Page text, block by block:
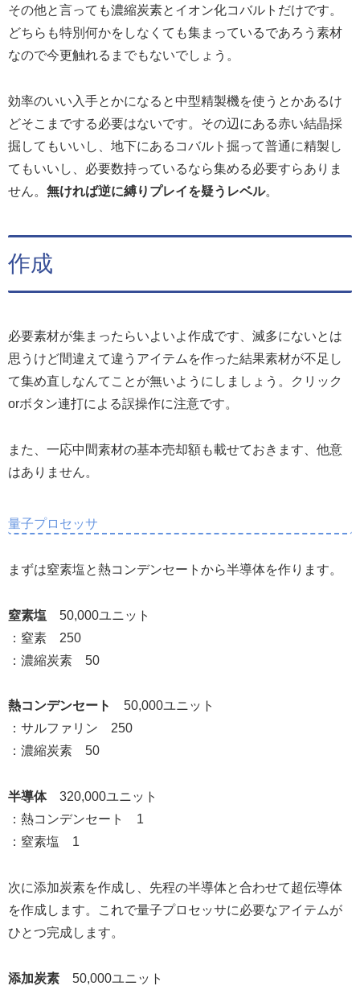
その他と言っても濃縮炭素とイオン化コバルトだけです。
どちらも特別何かをしなくても集まっているであろう素材
なので今更触れるまでもないでしょう。
効率のいい入手とかになると中型精製機を使うとかあるけ
どそこまでする必要はないです。その辺にある赤い結晶採
掘してもいいし、地下にあるコバルト掘って普通に精製し
てもいいし、必要数持っているなら集める必要すらありま
せん。 無ければ逆に縛りプレイを疑うレベル。
作成
必要素材が集まったらいよいよ作成です、滅多にないとは
思うけど間違えて違うアイテムを作った結果素材が不足し
て集め直しなんてことが無いようにしましょう。クリック
orボタン連打による誤操作に注意です。
また、一応中間素材の基本売却額も載せておきます、他意
はありません。
量子プロセッサ
まずは窒素塩と熱コンデンセートから半導体を作ります。
窒素塩 50,000ユニット
：窒素 250
：濃縮炭素 50
熱コンデンセート
50,000ユニット
：サルファリン 250
：濃縮炭素 50
半導体320,000ユニット
：熱コンデンセート 1
：窒素塩 1
次に添加炭素を作成し、先程の半導体と合わせて超伝導体
を作成します。これで量子プロセッサに必要なアイテムが
ひとつ完成します。
添加炭素 50,000ユニット